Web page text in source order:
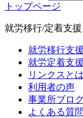
トップページ
就労移行/定着支援
就労移行支
就労定着支
リンクスとは
利用者の声
事業所ブロ
よくある質問